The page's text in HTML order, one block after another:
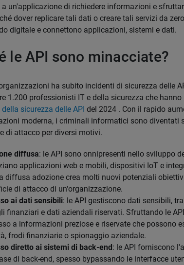
un'applicazione di richiedere informazioni e
dover replicare tali dati o creare tali servizi da
digitale e connettono applicazioni, sistemi e dati.
le API sono minacciate?
ha subito incidenti di sicurezza delle
1.200 professionisti IT e della sicurezza che
sicurezza delle API del 2024 . Con il rapido
moderna, i criminali informatici sono diventati
di attacco per diversi motivi.
diffusa: le API sono onnipresenti nello sviluppo
applicazioni web e mobili, dispositivi IoT e
diffusa adozione crea molti nuovi potenziali
di attacco di un'organizzazione.
ai dati sensibili: le API gestiscono dati sensibili,
finanziari e dati aziendali riservati. Sfruttando le
a informazioni preziose e riservate che possono
frodi finanziarie o spionaggio aziendale.
diretto ai sistemi di back-end: le API forniscono
di back-end, spesso bypassando le interfacce